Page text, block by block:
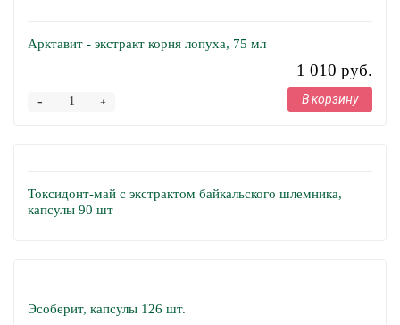
Арктавит - экстракт корня лопуха, 75 мл
1 010 руб.
+
- В корзину
Токсидонт-май с экстрактом байкальского шлемника,
капсулы 90 шт
Эсоберит, капсулы 126 шт.